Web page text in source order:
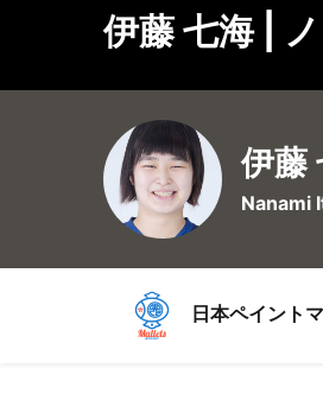
伊藤 七海 |
伊藤
Nanami
日本ペイント